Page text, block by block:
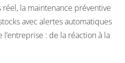
la maintenance préventive
avec alertes automatiques
: de la réaction à la